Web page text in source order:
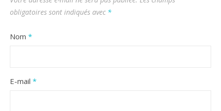
obligatoires sont indiqués avec *
Nom *
E-mail *